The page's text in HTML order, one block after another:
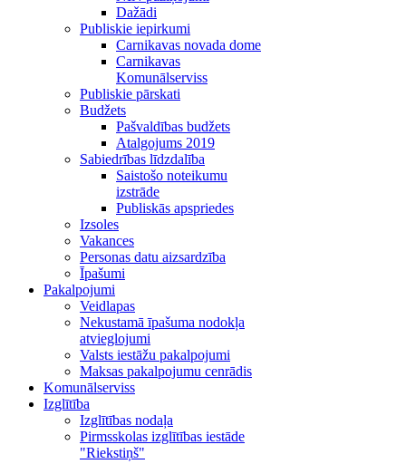
Dažādi
Publiskie iepirkumi
Carnikavas novada dome
Carnikavas
Komunālserviss
Publiskie pārskati
Budžets
Pašvaldības budžets
Atalgojums 2019
Sabiedrības līdzdalība
Saistošo noteikumu
izstrāde
Publiskās apspriedes
Izsoles
Vakances
Personas datu aizsardzība
Īpašumi
Pakalpojumi
Veidlapas
Nekustamā īpašuma nodokļa
atvieglojumi
Valsts iestāžu pakalpojumi
Maksas pakalpojumu cenrādis
Komunālserviss
Izglītība
Izglītības nodaļa
Pirmsskolas izglītības iestāde
"Riekstiņš"